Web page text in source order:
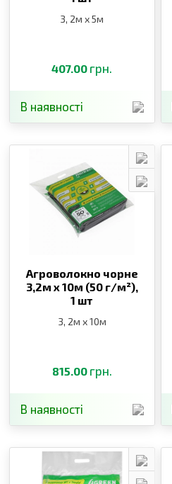
3, 2м х 5м
407.00 грн.
В наявності
Агроволокно чорне
3,2м х 10м (50 г/м²),
1 шт
3, 2м х 10м
815.00 грн.
В наявності